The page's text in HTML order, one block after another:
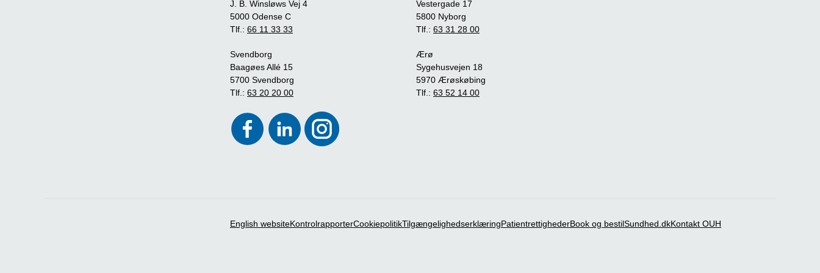
J. B. Winsløws Vej 4
5000 Odense C
Tlf.: 66 11 33 33
Svendborg
Baagøes Allé 15
5700 Svendborg
Tlf.: 63 20 20 00
Vestergade 17
5800 Nyborg
Tlf.: 63 31 28 00
Ærø
Sygehusvejen 18
5970 Ærøskøbing
Tlf.: 63 52 14 00
English websiteKontrolrapporterCookiepolitikTilgængelighedserklæringPatientrettighederBook og bestilSundhed.dkKontakt OUH